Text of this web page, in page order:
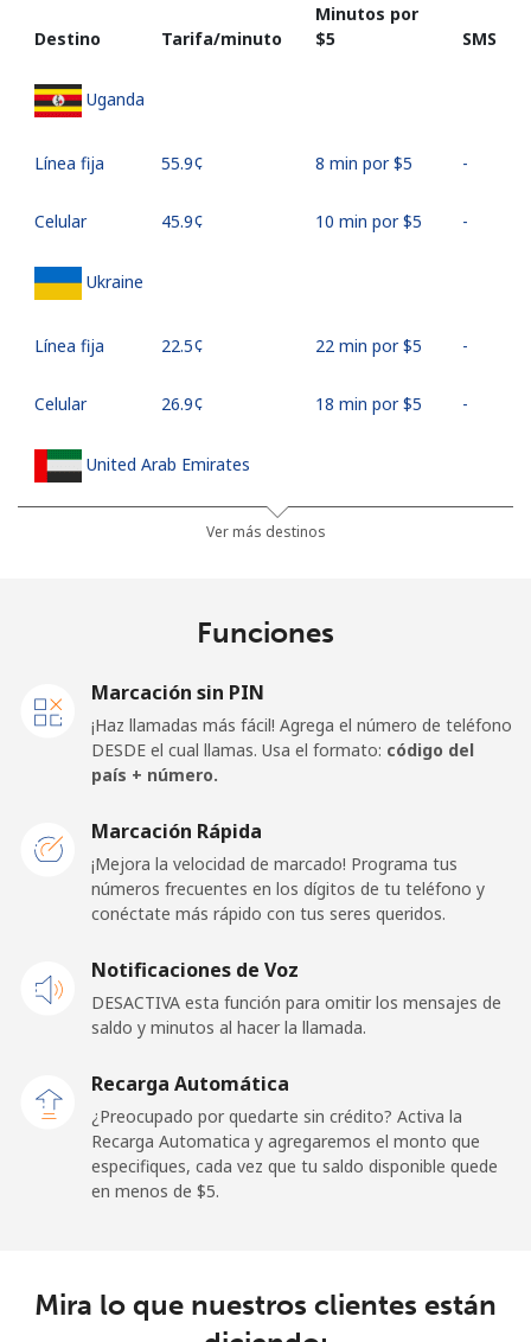
Destino Tarifa/minuto
Minutos por
⁦$5⁩
SMS
Uganda
Línea fija ⁦55.9¢⁩ 8 min por ⁦$5⁩ -
Celular ⁦45.9¢⁩ 10 min por ⁦$5⁩ -
Ukraine
Línea fija ⁦22.5¢⁩ 22 min por ⁦$5⁩ -
Celular ⁦26.9¢⁩ 18 min por ⁦$5⁩ -
United Arab Emirates
21 min por ⁦$5⁩
United Kingdom
Línea fija
⁦$5⁩
Premium ⁦42.5¢⁩ 11 min por ⁦$5⁩
All country ⁦1.5¢⁩
333 min por
⁦$5⁩
-
Uruguay
Línea fija ⁦9.5¢⁩ 52 min por ⁦$5⁩ -
Us Virgin Islands
Ver más destinos
Funciones
Marcación sin PIN
¡Haz llamadas más fácil! Agrega el número de teléfono
DESDE el cual llamas. Usa el formato: código del
país + número.
Marcación Rápida
¡Mejora la velocidad de marcado! Programa tus
números frecuentes en los dígitos de tu teléfono y
conéctate más rápido con tus seres queridos.
Notificaciones de Voz
DESACTIVA esta función para omitir los mensajes de
saldo y minutos al hacer la llamada.
Recarga Automática
¿Preocupado por quedarte sin crédito? Activa la
Recarga Automatica y agregaremos el monto que
especifiques, cada vez que tu saldo disponible quede
en menos de ⁦$5⁩.
Mira lo que nuestros clientes están